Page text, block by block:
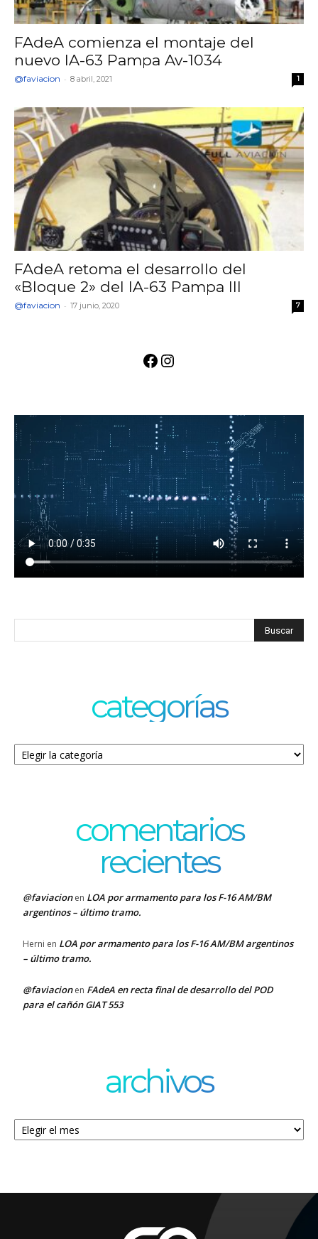
FAdeA comienza el montaje del
nuevo IA-63 Pampa Av-1034
@faviacion - 8 abril, 2021 1
FAdeA retoma el desarrollo del
«Bloque 2» del IA-63 Pampa III
@faviacion - 17 junio, 2020 7
Facebook
Instagram
categorías
Categorías
comentarios
recientes
@faviacionen LOA por armamento para los F-16 AM/BM
argentinos – último tramo.
Herni en LOA por armamento para los F-16 AM/BM argentinos
– último tramo.
@faviacionen FAdeA en recta final de desarrollo del POD
para el cañón GIAT 553
archivos
Archivos